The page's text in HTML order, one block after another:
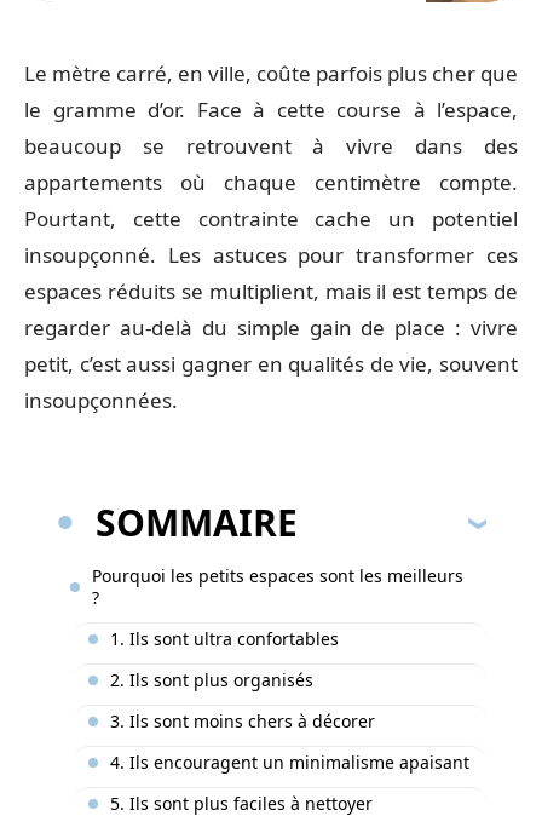
Le mètre carré, en ville, coûte parfois plus cher que
le gramme d’or. Face à cette course à l’espace,
beaucoup se retrouvent à vivre dans des
appartements où chaque centimètre compte.
Pourtant, cette contrainte cache un potentiel
insoupçonné. Les astuces pour transformer ces
espaces réduits se multiplient, mais il est temps de
regarder au-delà du simple gain de place : vivre
petit, c’est aussi gagner en qualités de vie, souvent
insoupçonnées.
SOMMAIRE
Pourquoi les petits espaces sont les meilleurs
?
1. Ils sont ultra confortables
2. Ils sont plus organisés
3. Ils sont moins chers à décorer
4. Ils encouragent un minimalisme apaisant
5. Ils sont plus faciles à nettoyer